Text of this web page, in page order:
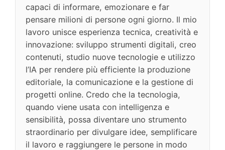
capaci di informare, emozionare e far
pensare milioni di persone ogni giorno. Il mio
lavoro unisce esperienza tecnica, creatività e
innovazione: sviluppo strumenti digitali, creo
contenuti, studio nuove tecnologie e utilizzo
l’IA per rendere più efficiente la produzione
editoriale, la comunicazione e la gestione di
progetti online. Credo che la tecnologia,
quando viene usata con intelligenza e
sensibilità, possa diventare uno strumento
straordinario per divulgare idee, semplificare
il lavoro e raggiungere le persone in modo